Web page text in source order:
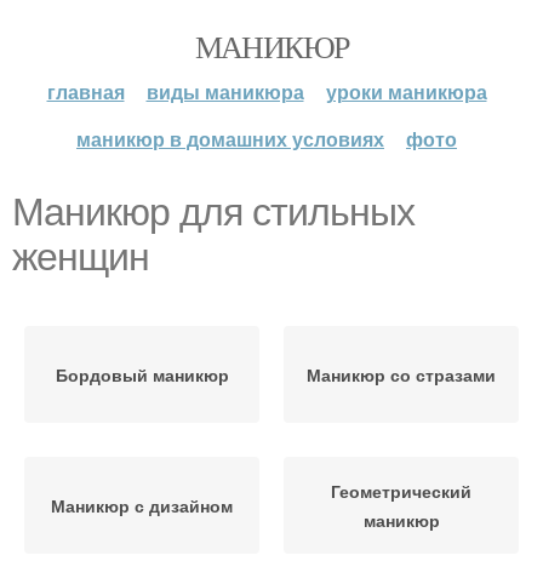
МАНИКЮР
главная виды маникюра
уроки маникюра
маникюр в домашних условиях
фото
Маникюр для стильных
женщин
Бордовый маникюр Маникюр со стразами
Маникюр с дизайном
Геометрический
маникюр